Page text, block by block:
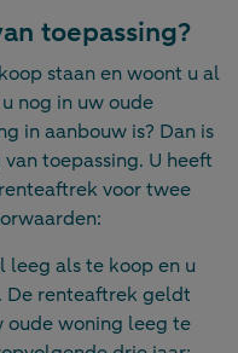
toepassing?
staan en woont u al
nog in uw oude
in aanbouw is? Dan is
toepassing. U heeft
voor twee
leeg als te koop en u
De renteaftrek geldt
oude woning leeg te